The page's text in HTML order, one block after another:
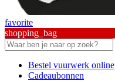
favorite
shopping_bag
Bestel vuurwerk online
Cadeaubonnen